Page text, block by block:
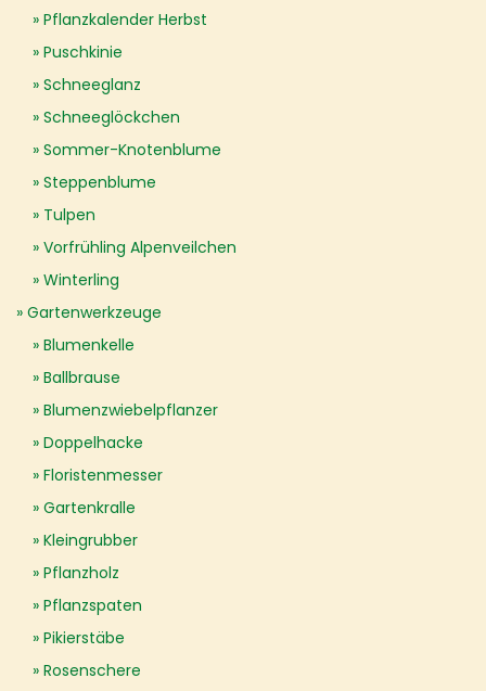
Pflanzkalender Herbst
Puschkinie
Schneeglanz
Schneeglöckchen
Sommer-Knotenblume
Steppenblume
Tulpen
Vorfrühling Alpenveilchen
Winterling
Gartenwerkzeuge
Blumenkelle
Ballbrause
Blumenzwiebelpflanzer
Doppelhacke
Floristenmesser
Gartenkralle
Kleingrubber
Pflanzholz
Pflanzspaten
Pikierstäbe
Rosenschere